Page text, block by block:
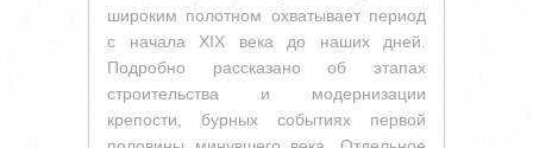
широким полотном охватывает период
с начала XIX века до наших дней.
Подробно рассказано об этапах
строительства и модернизации
крепости, бурных событиях первой